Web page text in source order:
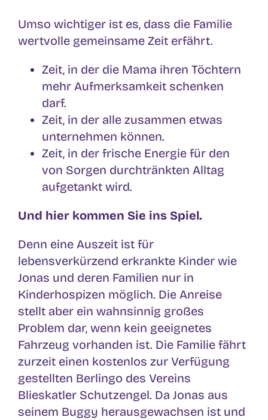
Umso wichtiger ist es, dass die Familie
wertvolle gemeinsame Zeit erfährt.
Zeit, in der die Mama ihren Töchtern
mehr Aufmerksamkeit schenken
darf.
Zeit, in der alle zusammen etwas
unternehmen können.
Zeit, in der frische Energie für den
von Sorgen durchtränkten Alltag
aufgetankt wird.
Und hier kommen Sie ins Spiel.
Denn eine Auszeit ist für
lebensverkürzend erkrankte Kinder wie
Jonas und deren Familien nur in
Kinderhospizen möglich. Die Anreise
stellt aber ein wahnsinnig großes
Problem dar, wenn kein geeignetes
Fahrzeug vorhanden ist. Die Familie fährt
zurzeit einen kostenlos zur Verfügung
gestellten Berlingo des Vereins
Blieskatler Schutzengel. Da Jonas aus
seinem Buggy herausgewachsen ist und